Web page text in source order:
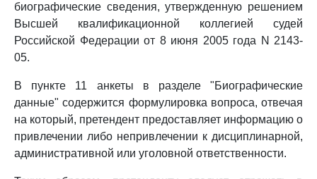
биографические сведения, утвержденную решением
Высшей квалификационной коллегией судей
Российской Федерации от 8 июня 2005 года N 2143-
05.
В пункте 11 анкеты в разделе "Биографические
данные" содержится формулировка вопроса, отвечая
на который, претендент предоставляет информацию о
привлечении либо непривлечении к дисциплинарной,
административной или уголовной ответственности.